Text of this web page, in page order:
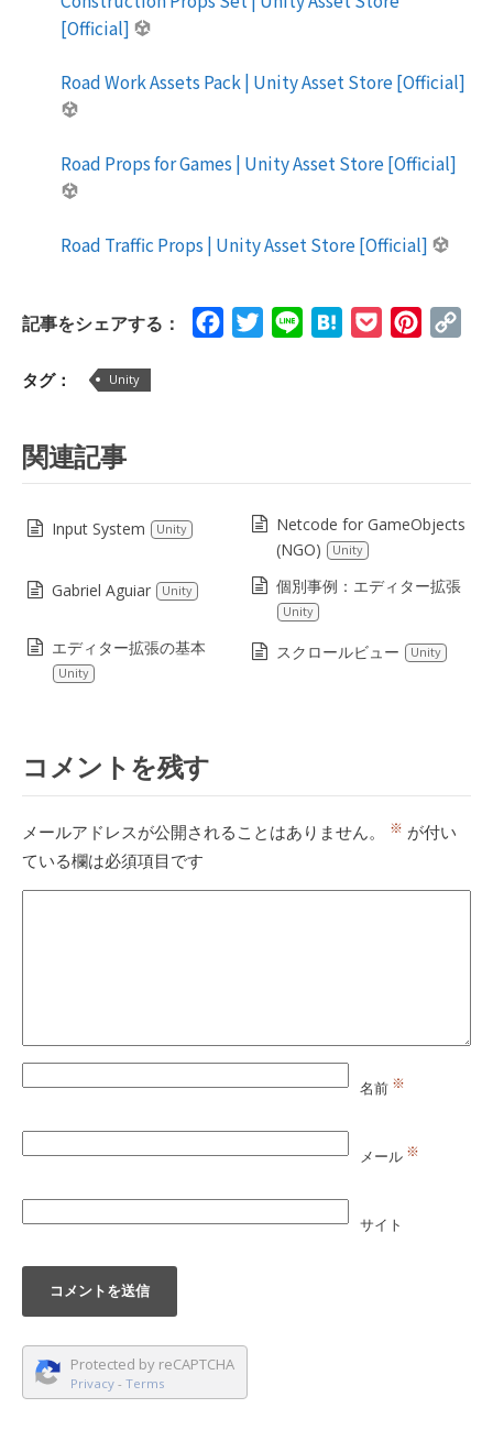
[Official]
Road Work Assets Pack | Unity Asset Store [Official]
Road Props for Games | Unity Asset Store [Official]
Road Traffic Props | Unity Asset Store [Official]
記事をシェアする： FacebookTwitterLine HatenaPocket
タグ： Unity
関連記事
Input System Unity
Netcode for GameObjects
(NGO)
Unity
Gabriel Aguiar Unity 個別事例：エディター拡張
Unity
エディター拡張の基本
Unity
スクロールビュー Unity
コメントを残す
メールアドレスが公開されることはありません。 ※ が付い
ている欄は必須項目です
名前 ※
メール ※
サイト
Protected by reCAPTCHA
Privacy - Terms